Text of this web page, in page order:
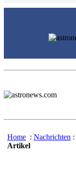
Home : Nachrichten :
Artikel